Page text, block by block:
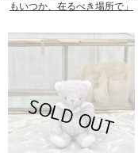
もいつか、在るべき場所で」